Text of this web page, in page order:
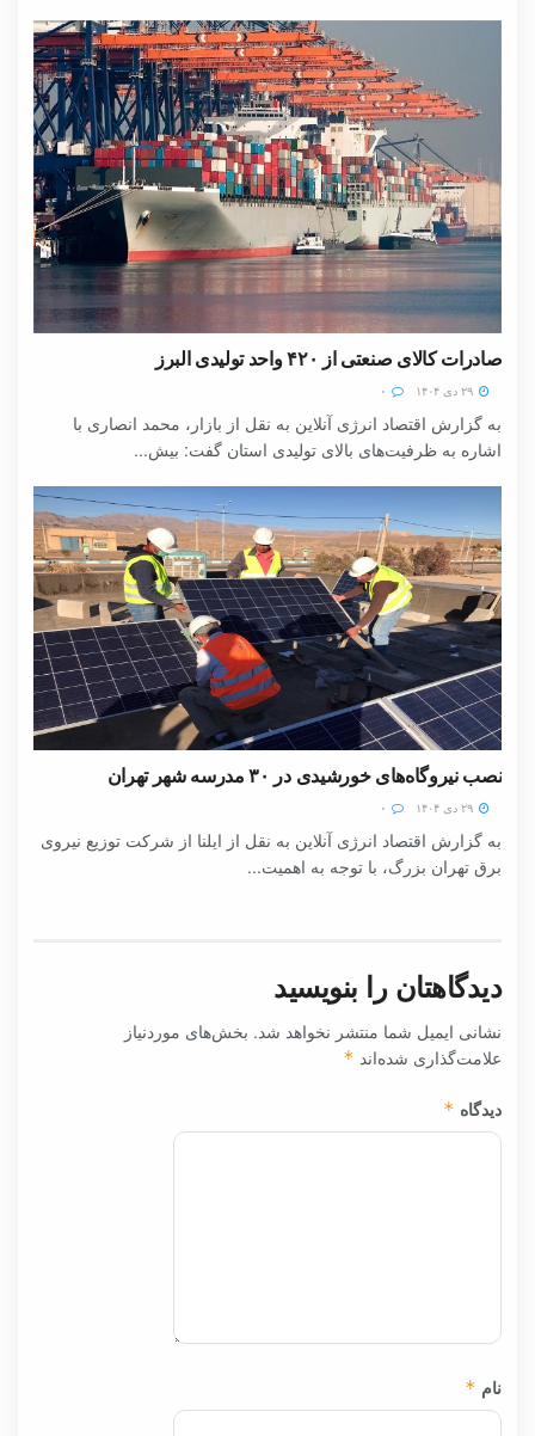
صادرات کالای صنعتی از ۴۲۰ واحد تولیدی البرز
به گزارش اقتصاد انرژی آنلاین به نقل از بازار، محمد انصاری با
اشاره به ظرفیت‌های بالای تولیدی استان گفت: بیش...
نصب نیروگاه‌های خورشیدی در ۳۰ مدرسه شهر تهران
به گزارش اقتصاد انرژی آنلاین به نقل از ایلنا از شرکت توزیع نیروی
برق تهران بزرگ، با توجه به اهمیت...
دیدگاهتان را بنویسید
نشانی ایمیل شما منتشر نخواهد شد. بخش‌های موردنیاز
علامت‌گذاری شده‌اند *
دیدگاه *
نام *